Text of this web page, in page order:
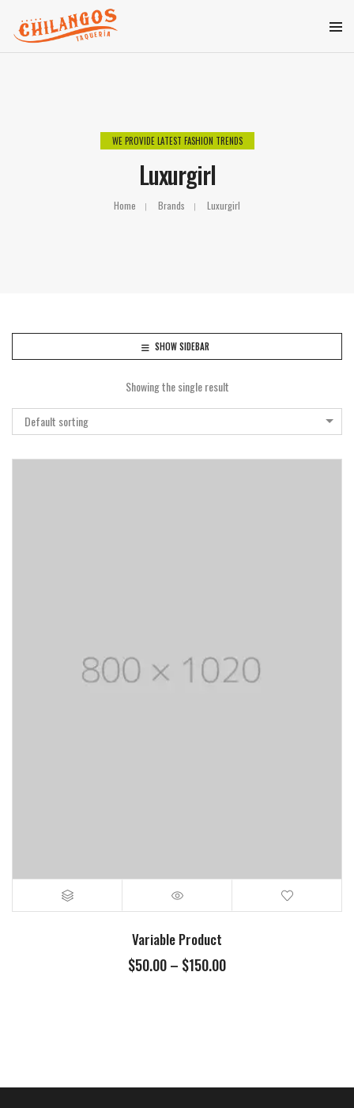
WE PROVIDE LATEST FASHION TRENDS
Luxurgirl
Home Brands Luxurgirl
SHOW SIDEBAR
Showing the single result
Default sorting
Variable Product
$50.00– $150.00